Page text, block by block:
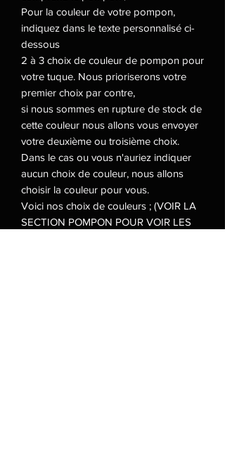
Pour la couleur de votre pompon,
indiquez dans le texte personnalisé ci-
dessous
2 à 3 choix de couleur de pompon pour
votre tuque. Nous prioriserons votre
premier choix par contre,
si nous sommes en rupture de stock de
cette couleur nous allons vous envoyer
votre deuxième ou troisième choix.
Dans le cas ou vous n'auriez indiquer
aucun choix de couleur, nous allons
choisir la couleur pour vous.
Voici nos choix de couleurs ; (VOIR LA
SECTION POMPON POUR VOIR LES